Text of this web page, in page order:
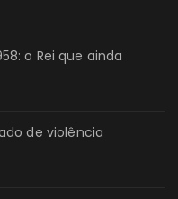
o Rei que ainda
de violência